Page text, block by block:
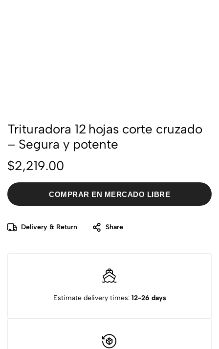
Trituradora 12 hojas corte cruzado
– Segura y potente
$2,219.00
COMPRAR EN MERCADO LIBRE
Delivery & Return Share
Estimate delivery times: 12-26 days